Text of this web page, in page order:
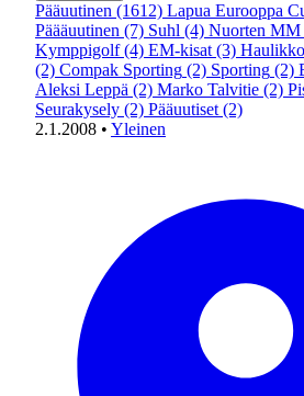
Pääuutinen (1612) Lapua Eurooppa
Päääuutinen (7) Suhl (4) Nuorten MM
Kymppigolf (4) EM-kisat (3) Haulikko
(2) Compak Sporting (2) Sporting (2)
Aleksi Leppä (2) Marko Talvitie (2)
Seurakysely (2) Pääuutiset (2)
2.1.2008 • Yleinen